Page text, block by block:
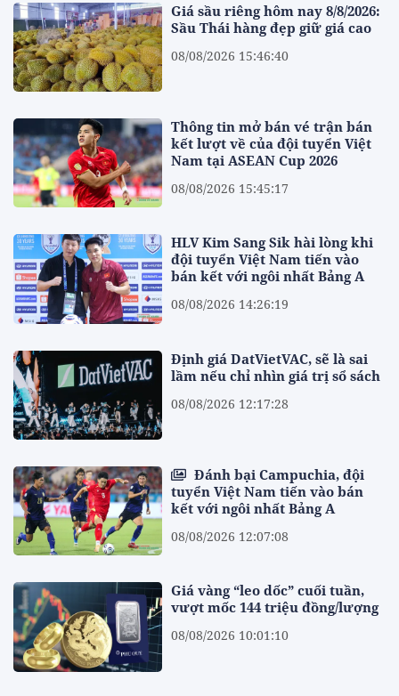
Giá sầu riêng hôm nay 8/8/2026:
Sầu Thái hàng đẹp giữ giá cao
08/08/2026 15:46:40
Thông tin mở bán vé trận bán
kết lượt về của đội tuyển Việt
Nam tại ASEAN Cup 2026
08/08/2026 15:45:17
HLV Kim Sang Sik hài lòng khi
đội tuyển Việt Nam tiến vào
bán kết với ngôi nhất Bảng A
08/08/2026 14:26:19
Định giá DatVietVAC, sẽ là sai
lầm nếu chỉ nhìn giá trị sổ sách
08/08/2026 12:17:28
Đánh bại Campuchia, đội
tuyển Việt Nam tiến vào bán
kết với ngôi nhất Bảng A
08/08/2026 12:07:08
Giá vàng “leo dốc” cuối tuần,
vượt mốc 144 triệu đồng/lượng
08/08/2026 10:01:10